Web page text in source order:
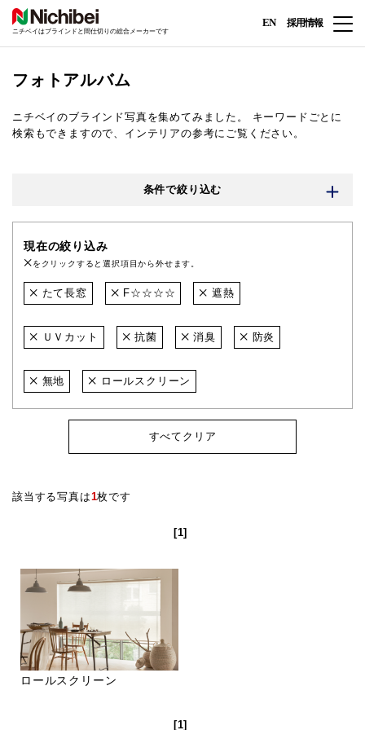
ニチベイはブラインドと間仕切りの総合メーカーです
EN 採用情報
フォトアルバム
ニチベイのブラインド写真を集めてみました。
キーワードごとに
検索もできますので、インテリアの参考にご覧ください。
条件で絞り込む
現在の絞り込み
をクリックすると選択項目から外せます。
たて長窓 F☆☆☆☆ 遮熱
ＵＶカット 抗菌 消臭 防炎
無地 ロールスクリーン
すべてクリア
該当する写真は1枚です
[1]
ロールスクリーン
[1]